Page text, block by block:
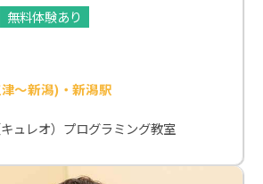
無料体験あり
～新潟)・新潟駅
ュレオ）プログラミング教室